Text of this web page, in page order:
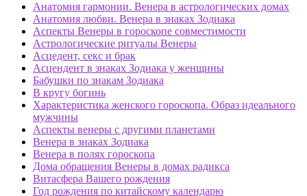
Анатомия гармонии. Венера в астрологических домах
Анатомия любви. Венера в знаках Зодиака
Аспекты Венеры в гороскопе совместимости
Астрологические ритуалы Венеры
Асцедент, секс и брак
Асцендент в знаках Зодиака у женщины
Бабушки по знакам Зодиака
В кругу богинь
Характеристика женского гороскопа. Образ идеального
мужчины
Аспекты венеры с другими планетами
Венера в знаках Зодиака
Венера в полях гороскопа
Дома обращения Венеры в домах радикса
Витасфера Вашего рождения
Год рождения по китайскому календарю